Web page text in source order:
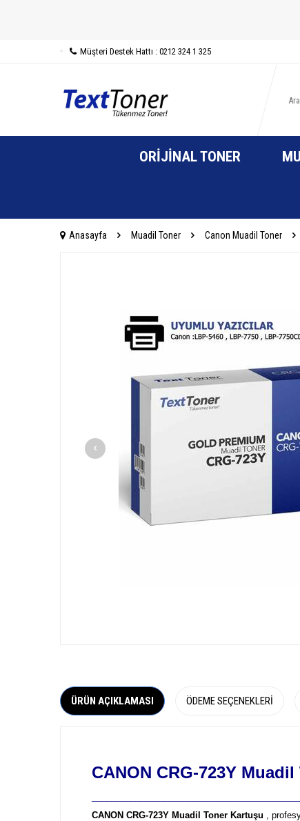
Müşteri Destek Hattı : 0212 324 1 325
ORIJINAL TONER
Anasayfa Muadil Toner Canon Muadil Toner
ÜRÜN AÇIKLAMASI ÖDEME SEÇENEKLERI
CANON CRG-723Y
CANON CRG-723Y Muadil Toner Kartuşu ,